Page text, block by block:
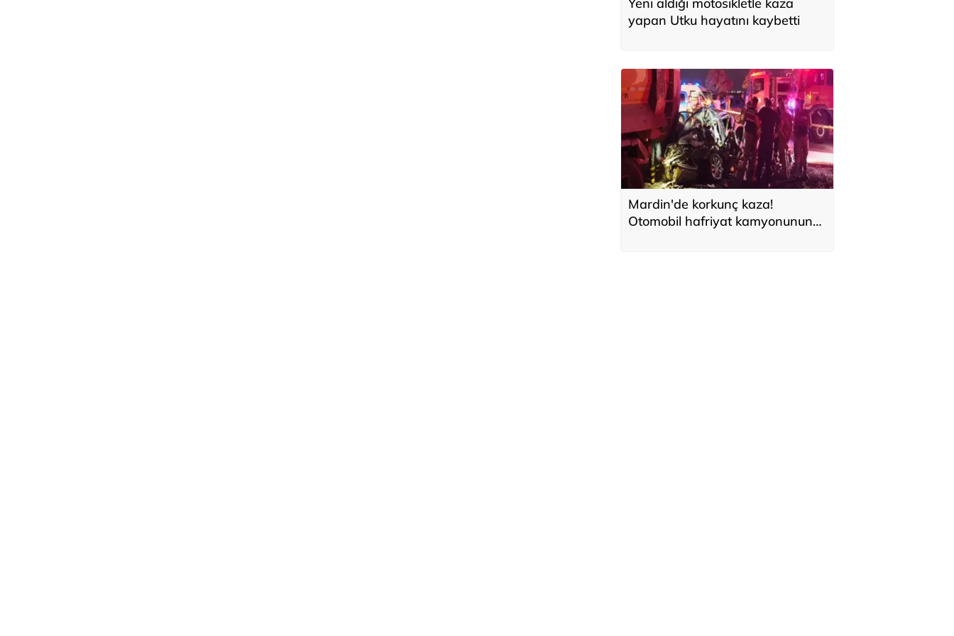
yapan Utku hayatını kaybetti
Mardin'de korkunç kaza!
Otomobil hafriyat kamyonunun